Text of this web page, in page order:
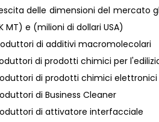
delle dimensioni del
MT) e (milioni di dollari USA)
di additivi macromolecolari
di prodotti chimici per
di prodotti chimici elettronici
di Business Cleaner
di attivatore interfacciale